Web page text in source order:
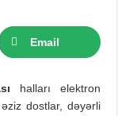
Email
halları elektron
dostlar, dəyərli